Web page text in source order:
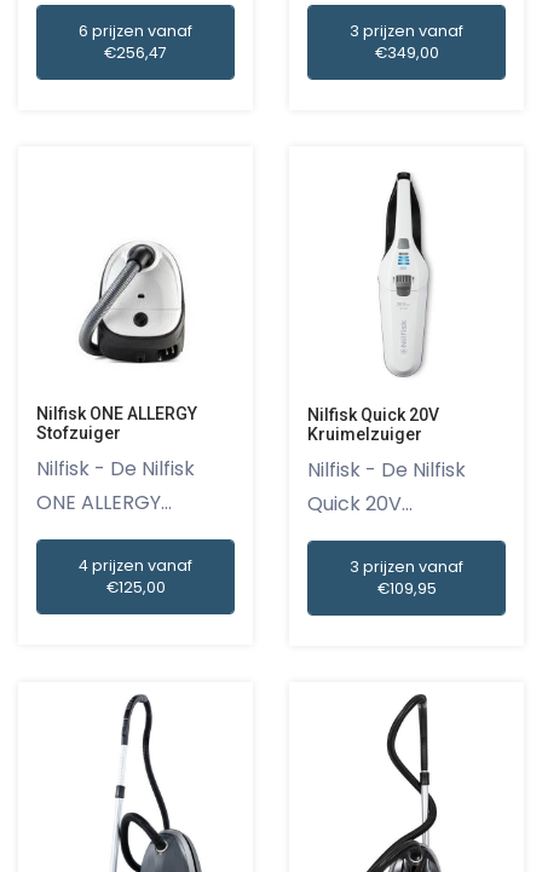
6 prijzen vanaf
€256,47
3 prijzen vanaf
€349,00
Nilfisk ONE ALLERGY
Stofzuiger
Nilfisk - De Nilfisk
ONE ALLERGY
stofzuiger...
4 prijzen vanaf
€125,00
Nilfisk Quick 20V
Kruimelzuiger
Nilfisk - De Nilfisk
Quick 20V
Kruimelzuige...
3 prijzen vanaf
€109,95